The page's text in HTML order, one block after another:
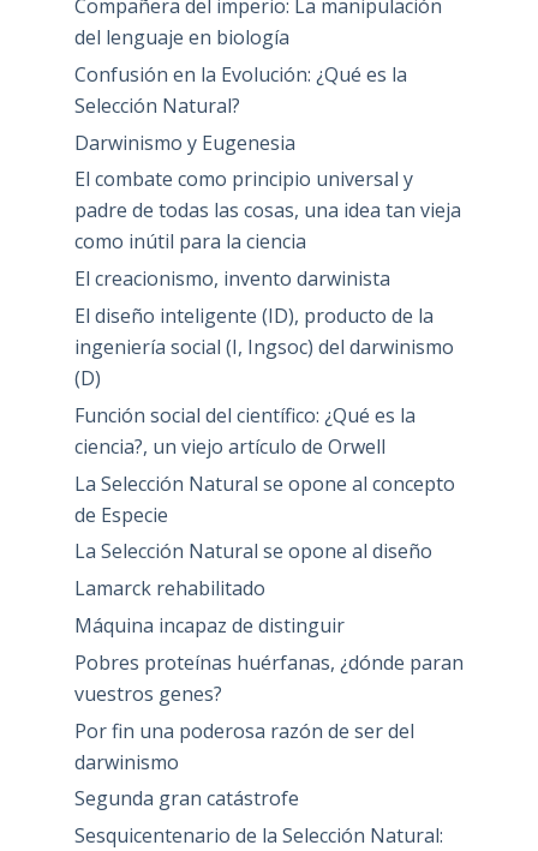
Compañera del imperio: La manipulación
del lenguaje en biología
Confusión en la Evolución: ¿Qué es la
Selección Natural?
Darwinismo y Eugenesia
El combate como principio universal y
padre de todas las cosas, una idea tan vieja
como inútil para la ciencia
El creacionismo, invento darwinista
El diseño inteligente (ID), producto de la
ingeniería social (I, Ingsoc) del darwinismo
(D)
Función social del científico: ¿Qué es la
ciencia?, un viejo artículo de Orwell
La Selección Natural se opone al concepto
de Especie
La Selección Natural se opone al diseño
Lamarck rehabilitado
Máquina incapaz de distinguir
Pobres proteínas huérfanas, ¿dónde paran
vuestros genes?
Por fin una poderosa razón de ser del
darwinismo
Segunda gran catástrofe
Sesquicentenario de la Selección Natural: